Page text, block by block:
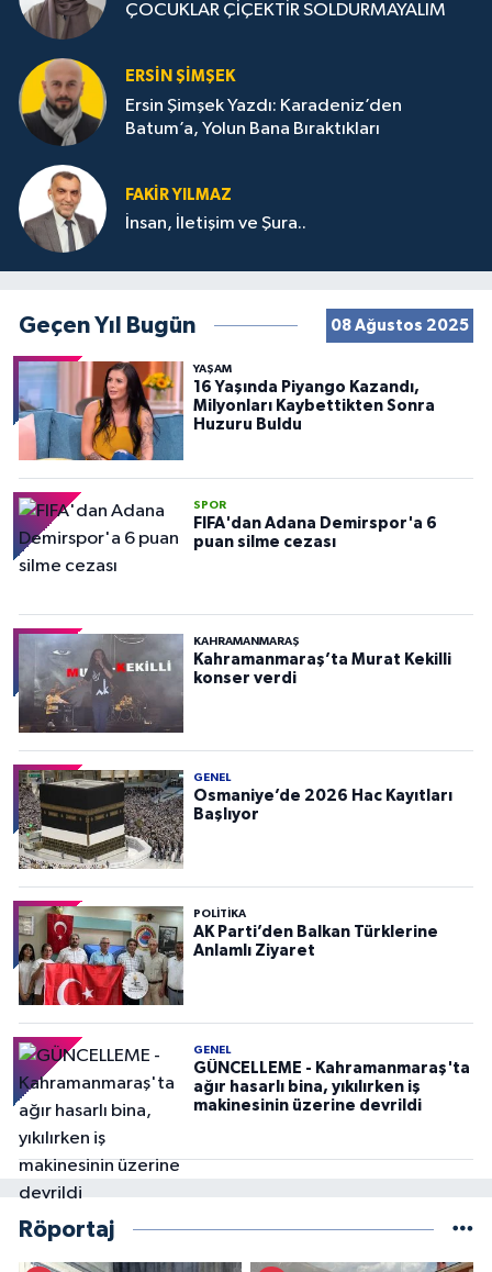
ÇOCUKLAR ÇİÇEKTİR SOLDURMAYALIM
ERSIN ŞIMŞEK
Ersin Şimşek Yazdı: Karadeniz’den
Batum’a, Yolun Bana Bıraktıkları
FAKIR YILMAZ
İnsan, İletişim ve Şura..
Geçen Yıl Bugün 08 Ağustos 2025
YAŞAM
16 Yaşında Piyango Kazandı,
Milyonları Kaybettikten Sonra
Huzuru Buldu
SPOR
FIFA'dan Adana Demirspor'a 6
puan silme cezası
KAHRAMANMARAŞ
Kahramanmaraş’ta Murat Kekilli
konser verdi
GENEL
Osmaniye’de 2026 Hac Kayıtları
Başlıyor
POLITIKA
AK Parti’den Balkan Türklerine
Anlamlı Ziyaret
GENEL
GÜNCELLEME - Kahramanmaraş'ta
ağır hasarlı bina, yıkılırken iş
makinesinin üzerine devrildi
Röportaj